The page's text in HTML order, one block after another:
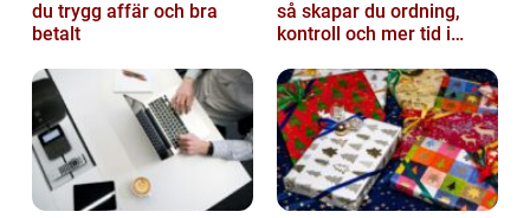
du trygg affär och bra
betalt
så skapar du ordning,
kontroll och mer tid i